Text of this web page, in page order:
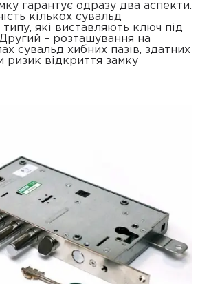
гарантує одразу два аспекти.
кількох сувальд
які виставляють ключ під
– розташування на
сувальд хибних пазів, здатних
ризик відкриття замку